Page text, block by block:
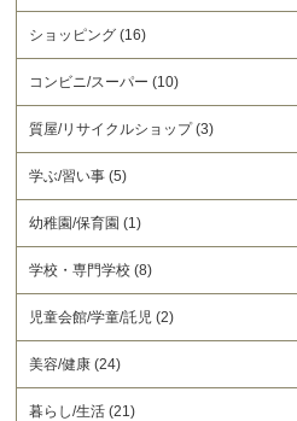
ショッピング (16)
コンビニ/スーパー (10)
質屋/リサイクルショップ (3)
学ぶ/習い事 (5)
幼稚園/保育園 (1)
学校・専門学校 (8)
児童会館/学童/託児 (2)
美容/健康 (24)
暮らし/生活 (21)